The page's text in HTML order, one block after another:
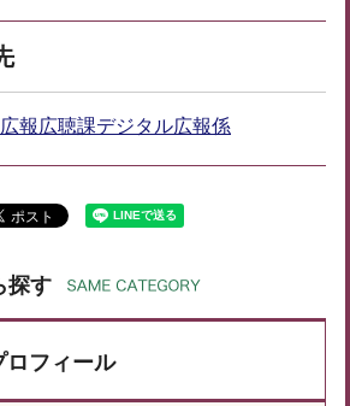
報広聴課デジタル広報係
探す
ロフィール